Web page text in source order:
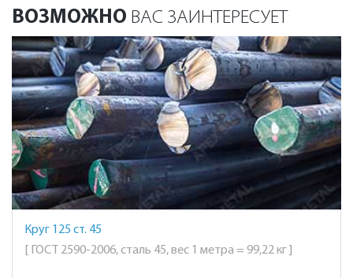
ВОЗМОЖНО ВАС ЗАИНТЕРЕСУЕТ
Круг 125 ст. 45
[ ГОСТ 2590-2006, сталь 45, вес 1 метра = 99,22 кг ]